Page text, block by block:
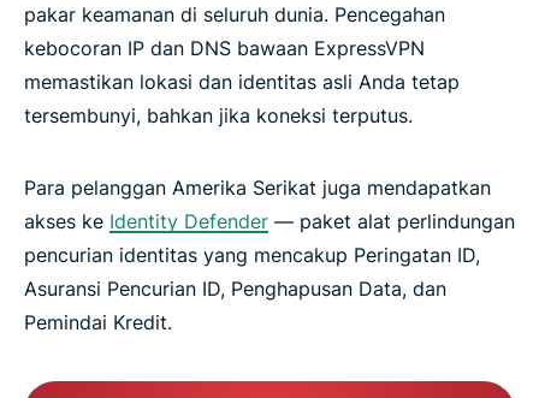
pakar keamanan di seluruh dunia. Pencegahan
kebocoran IP dan DNS bawaan ExpressVPN
memastikan lokasi dan identitas asli Anda tetap
tersembunyi, bahkan jika koneksi terputus.
Para pelanggan Amerika Serikat juga mendapatkan
akses ke Identity Defender — paket alat perlindungan
pencurian identitas yang mencakup Peringatan ID,
Asuransi Pencurian ID, Penghapusan Data, dan
Pemindai Kredit.